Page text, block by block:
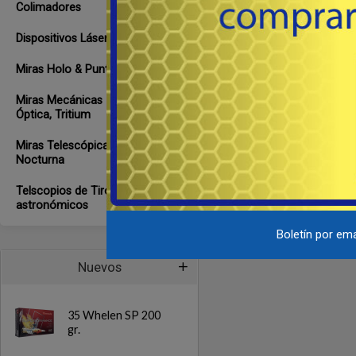
Colimadores
Dispositivos Láser y Lumínicos
Miras Holo & Punto iluminado
Miras Mecánicas - Acero, Fibra
Óptica, Tritium
Miras Telescópicas & de Visión
Nocturna
Telscopios de Tiro y
astronómicos
Nuevos
35 Whelen SP 200
gr.
Boletín por